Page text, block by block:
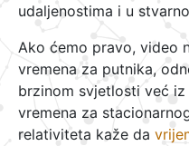
udaljenostima i u
Ako ćemo pravo, video
vremena za putnika,
brzinom svjetlosti već
vremena za
relativiteta kaže da